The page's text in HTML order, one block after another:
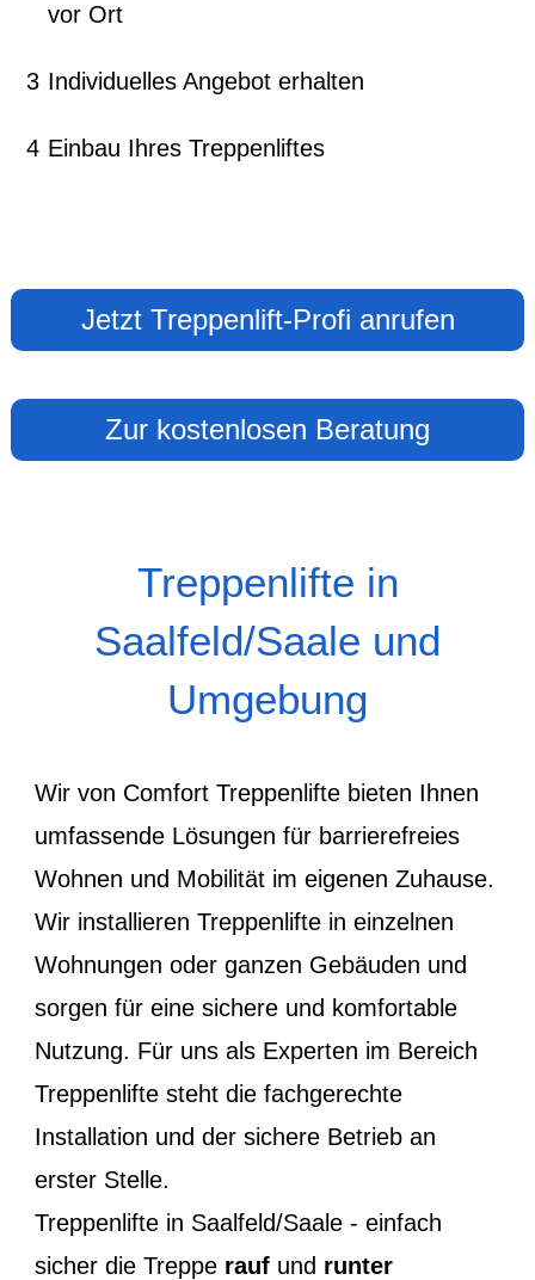
vor Ort
3 Individuelles Angebot erhalten
4 Einbau Ihres Treppenliftes
Jetzt Treppenlift-Profi anrufen
Zur kostenlosen Beratung
Treppenlifte in
Saalfeld/Saale und
Umgebung
Wir von Comfort Treppenlifte bieten Ihnen
umfassende Lösungen für barrierefreies
Wohnen und Mobilität im eigenen Zuhause.
Wir installieren Treppenlifte in einzelnen
Wohnungen oder ganzen Gebäuden und
sorgen für eine sichere und komfortable
Nutzung. Für uns als Experten im Bereich
Treppenlifte steht die fachgerechte
Installation und der sichere Betrieb an
erster Stelle.
Treppenlifte in Saalfeld/Saale - einfach
sicher die Treppe rauf und runter